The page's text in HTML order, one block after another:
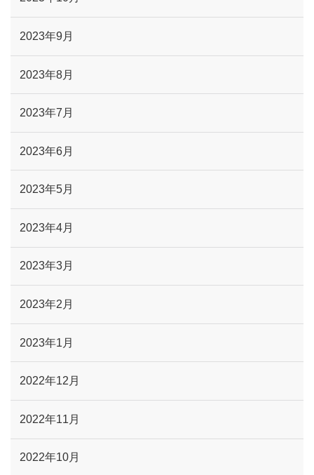
2023年9月
2023年8月
2023年7月
2023年6月
2023年5月
2023年4月
2023年3月
2023年2月
2023年1月
2022年12月
2022年11月
2022年10月